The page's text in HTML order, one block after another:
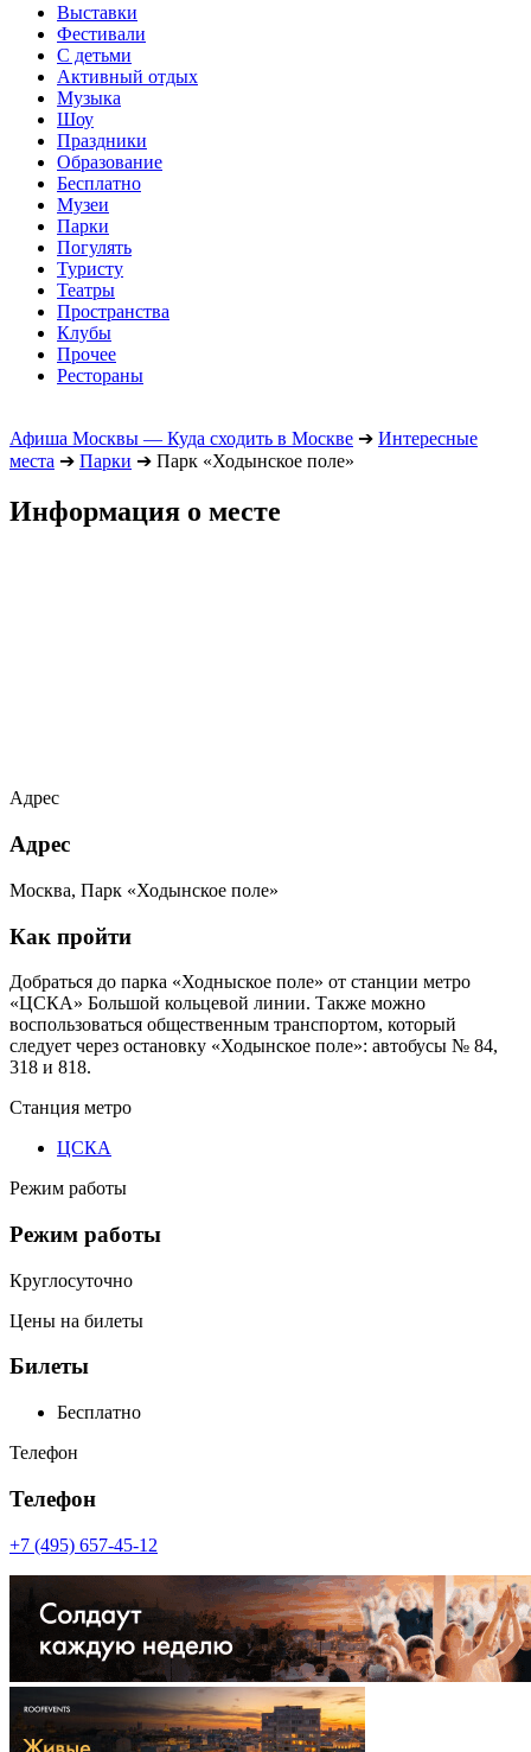
Выставки
Фестивали
С детьми
Активный отдых
Музыка
Шоу
Праздники
Образование
Бесплатно
Музеи
Парки
Погулять
Туристу
Театры
Пространства
Клубы
Прочее
Рестораны
Афиша Москвы — Куда сходить в Москве ➔ Интересные
места ➔ Парки ➔ Парк «Ходынское поле»
Информация о месте
Адрес
Адрес
Москва, Парк «Ходынское поле»
Как пройти
Добраться до парка «Ходныское поле» от станции метро
«ЦСКА» Большой кольцевой линии. Также можно
воспользоваться общественным транспортом, который
следует через остановку «Ходынское поле»: автобусы № 84,
318 и 818.
Станция метро
ЦСКА
Режим работы
Режим работы
Круглосуточно
Цены на билеты
Билеты
Бесплатно
Телефон
Телефон
+7 (495) 657-45-12